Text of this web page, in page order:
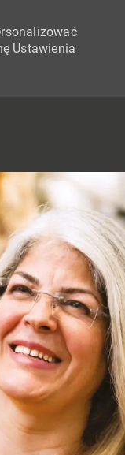
Ustawienia